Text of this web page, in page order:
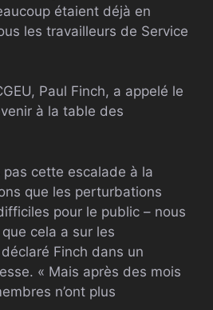
étaient déjà en
les travailleurs de Service
Paul Finch, a appelé le
à la table des
pas cette escalade à la
que les perturbations
pour le public – nous
cela a sur les
Finch dans un
« Mais après des mois
n’ont plus